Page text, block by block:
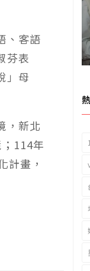
、客語
芬表
」母
，新北
114年
計畫，